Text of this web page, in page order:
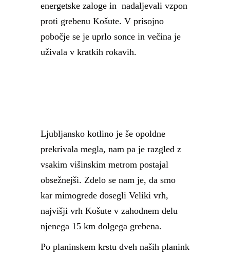
energetske zaloge in nadaljevali vzpon
proti grebenu Košute. V prisojno
pobočje se je uprlo sonce in večina je
uživala v kratkih rokavih.
Ljubljansko kotlino je še opoldne
prekrivala megla, nam pa je razgled z
vsakim višinskim metrom postajal
obsežnejši. Zdelo se nam je, da smo
kar mimogrede dosegli Veliki vrh,
najvišji vrh Košute v zahodnem delu
njenega 15 km dolgega grebena.
Po planinskem krstu dveh naših planink